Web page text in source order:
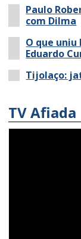
Paulo
com Dilma
O que uniu
Eduardo
Tijolaço:
TV Afiada